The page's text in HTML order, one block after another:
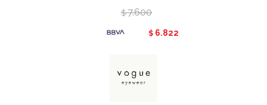
$ 7.600
$ 6.822